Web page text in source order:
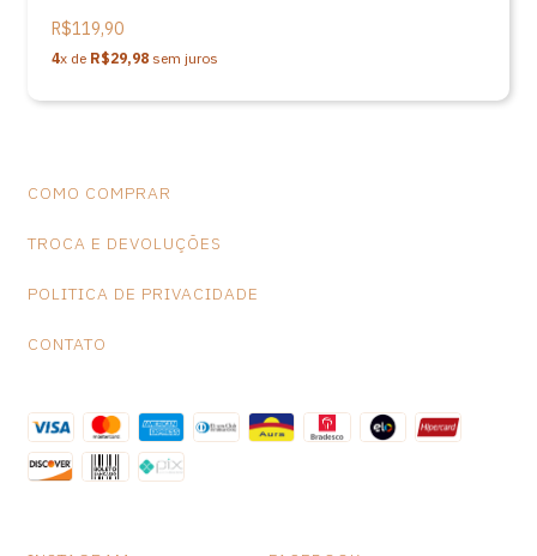
R$119,90
4x de R$29,98 sem juros
COMO COMPRAR
TROCA E DEVOLUÇÕES
POLITICA DE PRIVACIDADE
CONTATO